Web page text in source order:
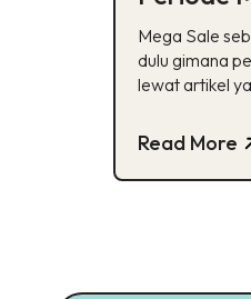
Cek!
Mega Sale
dulu gimana
lewat artikel
Read More